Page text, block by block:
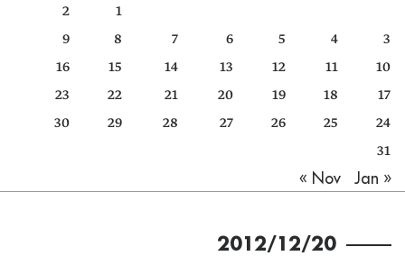
الأرشيف
1
2
3
4
5
6
7
8
9
10
11
12
13
14
15
16
17
18
19
20
21
22
23
24
25
26
27
28
29
30
31
« Nov
Jan »
2012/12/20